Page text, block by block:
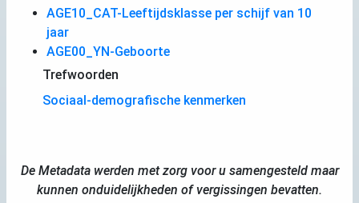
AGE10_CAT-Leeftijdsklasse per schijf van 10
jaar
AGE00_YN-Geboorte
Trefwoorden
Sociaal-demografische kenmerken
De Metadata werden met zorg voor u samengesteld maar
kunnen onduidelijkheden of vergissingen bevatten.